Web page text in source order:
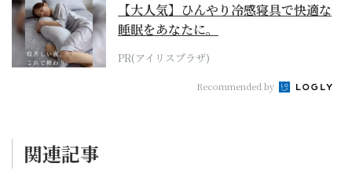
【大人気】ひんやり冷感寝具で快適な
睡眠をあなたに。
PR(アイリスプラザ)
Recommended by
関連記事